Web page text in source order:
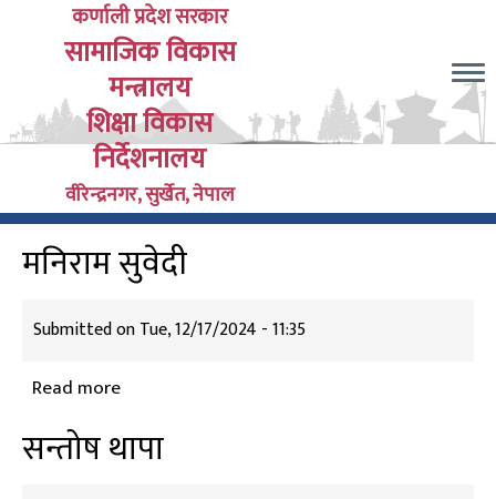
content
कर्णाली प्रदेश सरकार
सामाजिक विकास
मन्त्रालय
शिक्षा विकास
निर्देशनालय
वीरेन्द्रनगर, सुर्खेत, नेपाल
मनिराम सुवेदी
Submitted onTue, 12/17/2024 - 11:35
Read moreabout
सुवेदी
सन्तोष थापा